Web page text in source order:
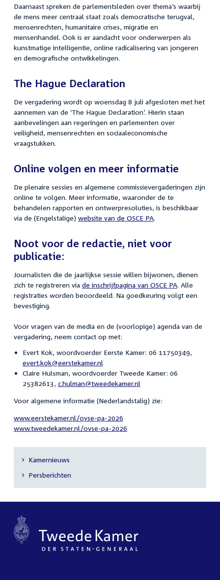
Daarnaast spreken de parlementsleden over thema’s waarbij
de mens meer centraal staat zoals democratische terugval,
mensenrechten, humanitaire crises, migratie en
mensenhandel. Ook is er aandacht voor onderwerpen als
kunstmatige intelligentie, online radicalisering van jongeren
en demografische ontwikkelingen.
The Hague Declaration
De vergadering wordt op woensdag 8 juli afgesloten met het
aannemen van de ‘The Hague Declaration’. Hierin staan
aanbevelingen aan regeringen en parlementen over
veiligheid, mensenrechten en sociaaleconomische
vraagstukken.
Online volgen en meer informatie
De plenaire sessies en algemene commissievergaderingen zijn
online te volgen. Meer informatie, waaronder de te
behandelen rapporten en ontwerpresoluties, is beschikbaar
via de (Engelstalige) website van de OSCE PA.
Noot voor de redactie, niet voor
publicatie:
Journalisten die de jaarlijkse sessie willen bijwonen, dienen
zich te registreren via de inschrijfpagina van OSCE PA. Alle
registraties worden beoordeeld. Na goedkeuring volgt een
bevestiging.
Voor vragen van de media en de (voorlopige) agenda van de
vergadering, neem contact op met:
Evert Kok, woordvoerder Eerste Kamer: 06 11750349,
evert.kok@eerstekamer.nl
Claire Hulsman, woordvoerder Tweede Kamer: 06
25382613, c.hulman@tweedekamer.nl
Voor algemene informatie (Nederlandstalig) zie:
www.eerstekamer.nl/ovse-pa-2026
www.tweedekamer.nl/ovse-pa-2026
Secundaire
navigatie
Kamernieuws
Persberichten